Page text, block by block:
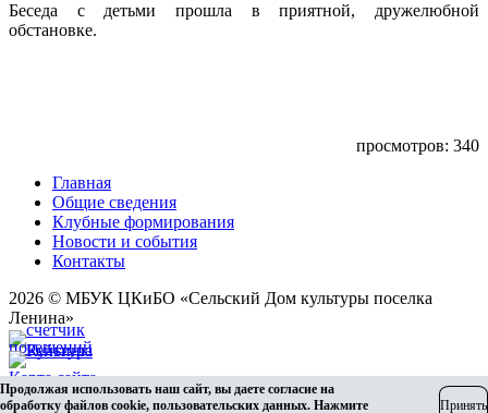
Беседа с детьми прошла в приятной, дружелюбной
обстановке.
просмотров: 340
Главная
Общие сведения
Клубные формирования
Новости и события
Контакты
2026 © МБУК ЦКиБО «Сельский Дом культуры поселка
Ленина»
Карта сайта
Разработка сайта
Продолжая использовать наш сайт, вы даете согласие на
обработку файлов cookie, пользовательских данных. Нажмите
Принять